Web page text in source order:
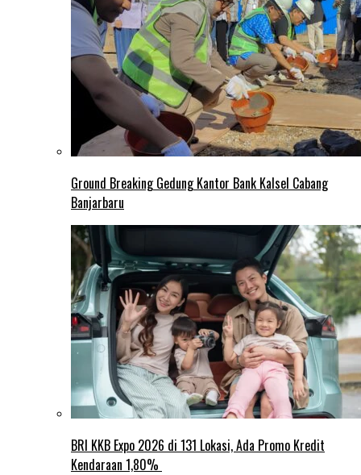
Ground Breaking Gedung Kantor Bank Kalsel Cabang
Banjarbaru
BRI KKB Expo 2026 di 131 Lokasi, Ada Promo Kredit
Kendaraan 1,80%